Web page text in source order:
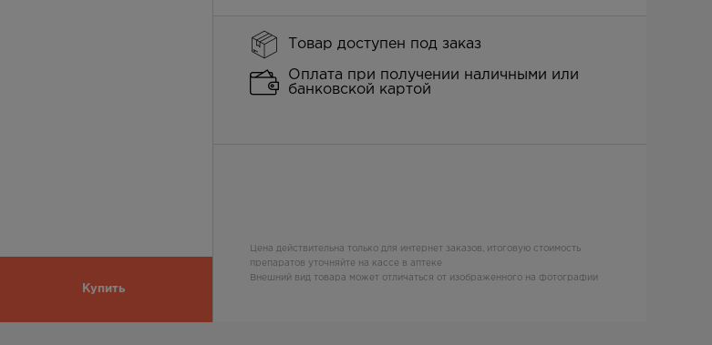
Купить
Товар доступен под заказ
Оплата при получении наличными или
банковской картой
Цена действительна только для интернет заказов, итоговую стоимость
препаратов уточняйте на кассе в аптеке
Внешний вид товара может отличаться от изображенного на фотографии